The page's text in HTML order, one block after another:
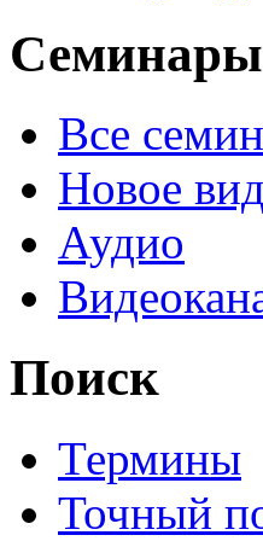
Семинары
Все
Новое
Аудио
Поиск
Термины
Точный